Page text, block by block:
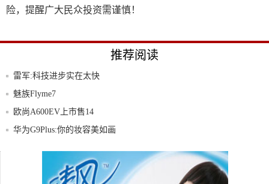
险，提醒广大民众投资需谨慎！
推荐阅读
雷军:科技进步实在太快
魅族Flyme7
欧尚A600EV上市售14
华为G9Plus:你的妆容美如画
表里不凡？华为这款手机怎么样？——华为